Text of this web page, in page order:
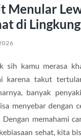
Menular
di
sih kamu merasa
karena takut
banyak
menyebar dengan
memahami
sehat, kita